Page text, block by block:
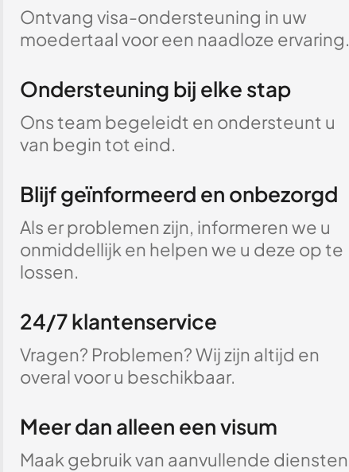
Ontvang visa-ondersteuning in uw
moedertaal voor een naadloze ervaring.
Ondersteuning bij elke stap
Ons team begeleidt en ondersteunt u
van begin tot eind.
Blijf geïnformeerd en onbezorgd
Als er problemen zijn, informeren we u
onmiddellijk en helpen we u deze op te
lossen.
24/7 klantenservice
Vragen? Problemen? Wij zijn altijd en
overal voor u beschikbaar.
Meer dan alleen een visum
Maak gebruik van aanvullende diensten